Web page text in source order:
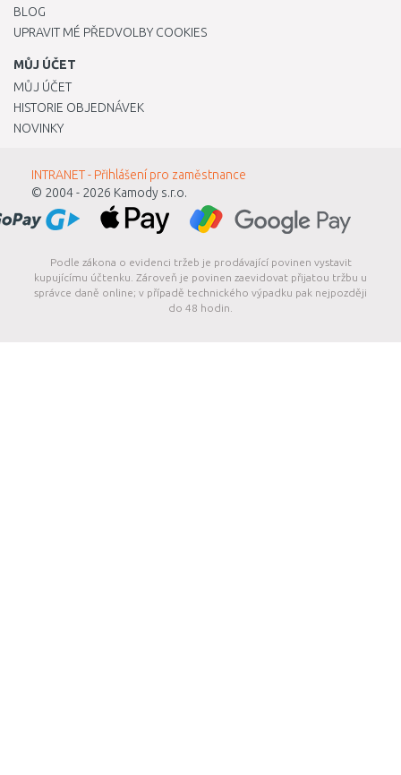
BLOG
UPRAVIT MÉ PŘEDVOLBY COOKIES
MŮJ ÚČET
MŮJ ÚČET
HISTORIE OBJEDNÁVEK
NOVINKY
INTRANET - Přihlášení pro zaměstnance
© 2004 - 2026 Kamody s.r.o.
Podle zákona o evidenci tržeb je prodávající povinen vystavit
kupujícímu účtenku. Zároveň je povinen zaevidovat přijatou tržbu u
správce daně online; v případě technického výpadku pak nejpozději
do 48 hodin.